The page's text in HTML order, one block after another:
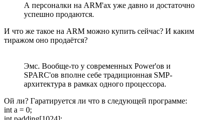
А персоналки на ARM'ах уже давно и достаточно
успешно продаются.
И что же такое на ARM можно купить сейчас? И каким
тиражом оно продаётся?
Эмс. Вообще-то у современных Power'ов и
SPARC'ов вполне себе традиционная SMP-
архитектура в рамках одного процессора.
Ой ли? Гаратируется ли что в следующей программе:
int a = 0;